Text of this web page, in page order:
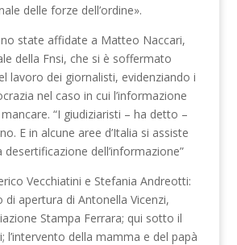
delle forze dell’ordine».
state affidate a Matteo Naccari,
della Fnsi, che si è soffermato
lavoro dei giornalisti, evidenziando i
nel caso in cui l’informazione
“I giudiziaristi – ha detto –
E in alcune aree d’Italia si assiste
dell’informazione”
Vecchiatini e Stefania Andreotti:
di apertura di Antonella Vicenzi,
Stampa Ferrara; qui sotto il
l’intervento della mamma e del papà